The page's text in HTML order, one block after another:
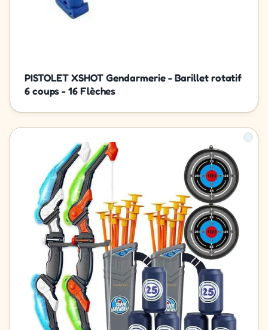
PISTOLET XSHOT Gendarmerie - Barillet rotatif
6 coups - 16 Flèches